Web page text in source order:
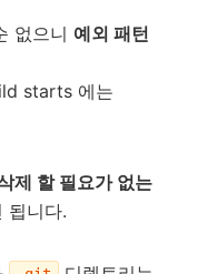
없으니 예외 패턴
starts 에는
제 할 필요가 없는
됩니다.